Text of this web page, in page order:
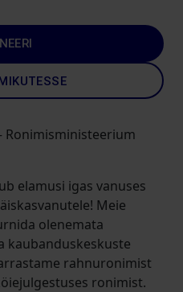
Ronimisministeerium
elamusi igas vanuses
Meie
olenemata
kaubanduskeskuste
rahnuronimist
ronimist.